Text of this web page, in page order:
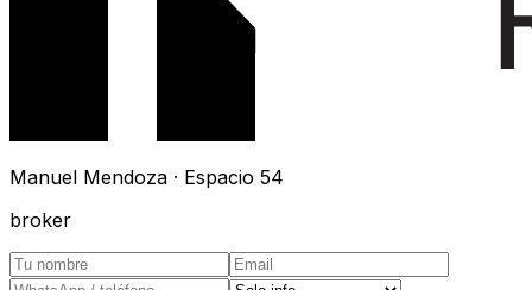
Manuel Mendoza · Espacio 54
broker